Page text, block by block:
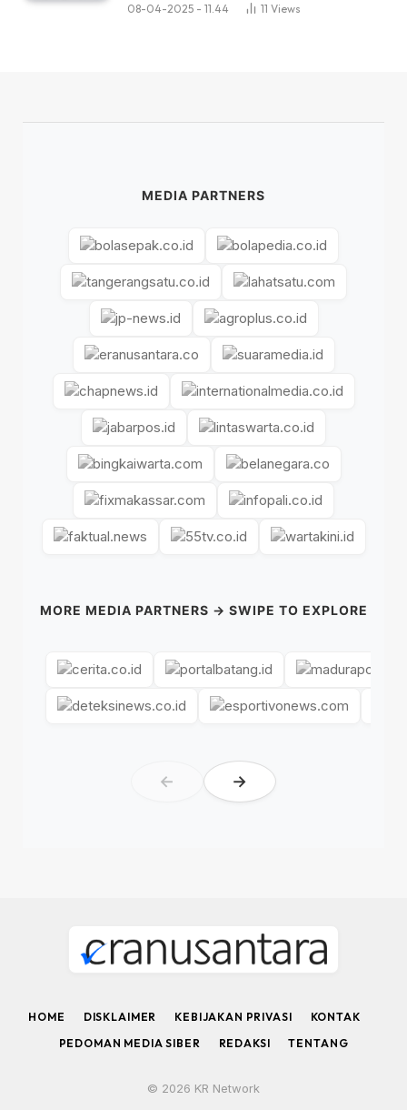
08-04-2025 - 11.44 11 Views
MEDIA PARTNERS
MORE MEDIA PARTNERS → SWIPE TO EXPLORE
← →
HOME DISKLAIMER KEBIJAKAN PRIVASI
KONTAK
PEDOMAN MEDIA SIBER
REDAKSI TENTANG
© 2026 KR Network